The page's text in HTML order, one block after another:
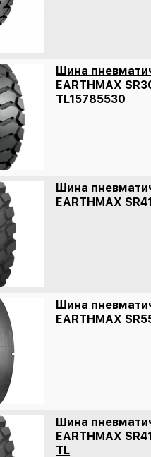
Шина
EARTHMAX
TL15785530
Шина
EARTHMAX
Шина
EARTHMAX
Шина
EARTHMAX
TL